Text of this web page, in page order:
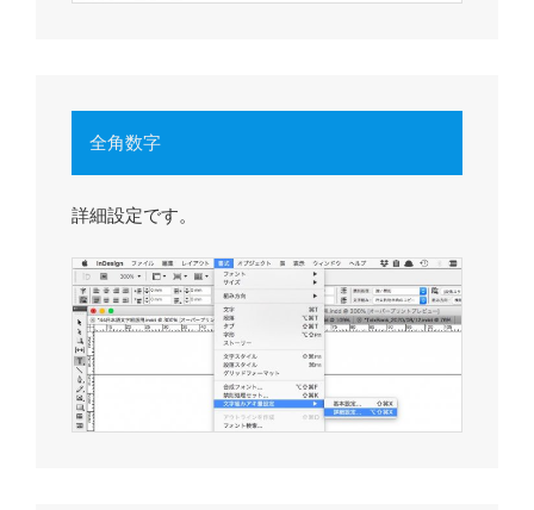
全角数字
詳細設定です。